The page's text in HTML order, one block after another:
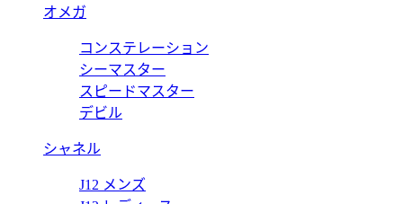
インパース付き二つ折りウォレット 649605VBWD22145
オメガ
コンステレーション
シーマスター
スピードマスター
デビル
シャネル
J12 メンズ